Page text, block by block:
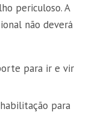
periculoso. A
não deverá
para ir e vir
para